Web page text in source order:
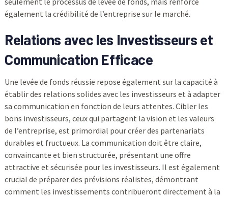
également la crédibilité de l’entreprise sur le marché.
Relations avec les Investisseurs et
Communication Efficace
Une levée de fonds réussie repose également sur la capacité à
établir des relations solides avec les investisseurs et à adapter
sa communication en fonction de leurs attentes. Cibler les
bons investisseurs, ceux qui partagent la vision et les valeurs
de l’entreprise, est primordial pour créer des partenariats
durables et fructueux. La communication doit être claire,
convaincante et bien structurée, présentant une offre
attractive et sécurisée pour les investisseurs. Il est également
crucial de préparer des prévisions réalistes, démontrant
comment les investissements contribueront directement à la